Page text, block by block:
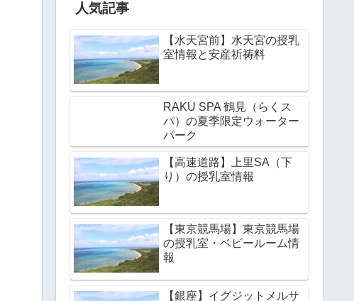
人気記事
【水天宮前】水天宮の授乳
室情報と安産祈祷料
RAKU SPA 鶴見（らくス
パ）の夏季限定ウォーター
パーク
【高速道路】上里SA（下
り）の授乳室情報
【東京競馬場】東京競馬場
の授乳室・ベビールーム情
報
【銀座】イグジットメルサ